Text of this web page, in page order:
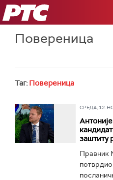
РТС
Повереница
Таг: Повереница
СРЕДА, 12.
заштиту
Правник
потврдио